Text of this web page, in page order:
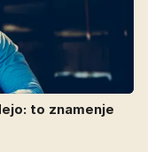
to znamenje